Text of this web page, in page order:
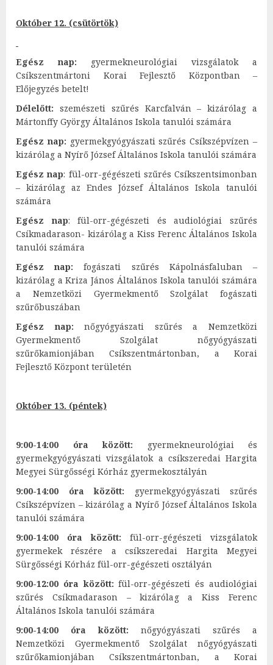
Október 12. (csütörtök)
Egész nap: gyermekneurológiai vizsgálatok a
Csíkszentmártoni Korai Fejlesztő Központban –
Előjegyzés betelt!
Délelőtt: szemészeti szűrés Karcfalván – kizárólag a
Mártonffy György Általános Iskola tanulói számára
Egész nap: gyermekgyógyászati szűrés Csíkszépvízen –
kizárólag a Nyírő József Általános Iskola tanulói számára
Egész nap: fül-orr-gégészeti szűrés Csíkszentsimonban
– kizárólag az Endes József Általános Iskola tanulói
számára
Egész nap: fül-orr-gégészeti és audiológiai szűrés
Csíkmadarason- kizárólag a Kiss Ferenc Általános Iskola
tanulói számára
Egész nap:fogászati szűrés Kápolnásfaluban –
kizárólag a Kriza János Általános Iskola tanulói számára
a Nemzetközi Gyermekmentő Szolgálat fogászati
szűrőbuszában
Egész nap:nőgyógyászati szűrés a Nemzetközi
Gyermekmentő Szolgálat nőgyógyászati
szűrőkamionjában Csíkszentmártonban, a Korai
Fejlesztő Központ területén
Október 13. (péntek)
9:00-14:00 óra között: gyermekneurológiai és
gyermekgyógyászati vizsgálatok a csíkszeredai Hargita
Megyei Sürgősségi Kórház gyermekosztályán
9:00-14:00 óra között: gyermekgyógyászati szűrés
Csíkszépvízen – kizárólag a Nyírő József Általános Iskola
tanulói számára
9:00-14:00 óra között: fül-orr-gégészeti vizsgálatok
gyermekek részére a csíkszeredai Hargita Megyei
Sürgősségi Kórház fül-orr-gégészeti osztályán
9:00-12:00 óra között:fül-orr-gégészeti és audiológiai
szűrés Csíkmadarason – kizárólag a Kiss Ferenc
Általános Iskola tanulói számára
9:00-14:00 óra között: nőgyógyászati szűrés a
Nemzetközi Gyermekmentő Szolgálat nőgyógyászati
szűrőkamionjában Csíkszentmártonban, a Korai